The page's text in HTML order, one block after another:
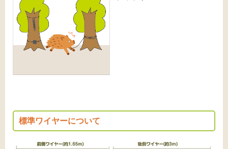
標準ワイヤーについて